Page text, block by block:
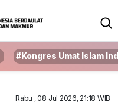
#Kongres Umat Islam
Rabu , 08 Jul 2026, 21:18 WIB